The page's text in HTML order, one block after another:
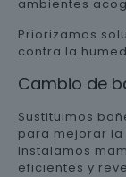
ambientes
Priorizamos
contra la
Cambio de
Sustituimos
para mejorar
Instalamos
eficientes y